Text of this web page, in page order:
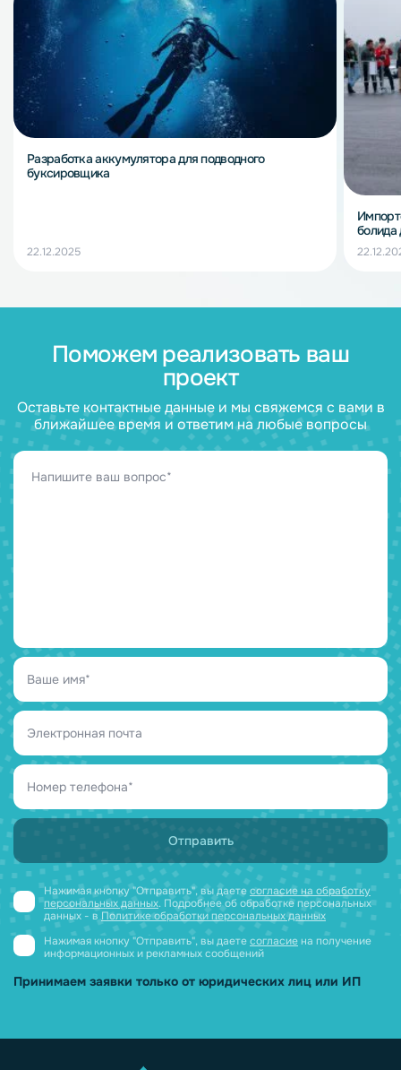
Разработка аккумулятора для подводного
буксировщика
22.12.2025
болида
Поможем реализовать ваш
проект
Оставьте контактные данные и мы свяжемся с вами в
ближайшее время и ответим на любые вопросы
Нажимая кнопку "Отправить", вы даетесогласие на обработку
персональных данных. Подробнее об обработке персональных
данных - вПолитике обработки персональных данных
Нажимая кнопку "Отправить", вы даетесогласиена получение
информационных и рекламных сообщений
Принимаем заявки только от юридических лиц или ИП